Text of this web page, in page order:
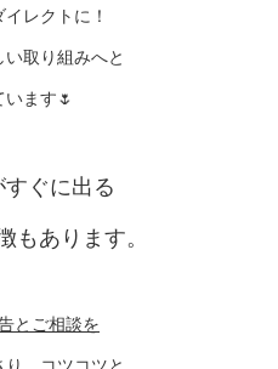
レクトに！
取り組みへと
ます🌷
ぐに出る
もあります。
とご相談を